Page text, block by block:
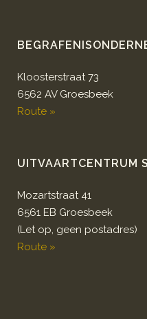
Kloosterstraat 73
6562 AV Groesbeek
Route »
UITVAARTCENTRUM
Mozartstraat 41
6561 EB Groesbeek
(Let op, geen postadres)
Route »